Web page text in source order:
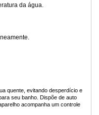
da água.
quente, evitando desperdício e
seu banho. Dispõe de auto
acompanha um controle